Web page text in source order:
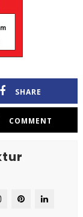
SHARE
COMMENT